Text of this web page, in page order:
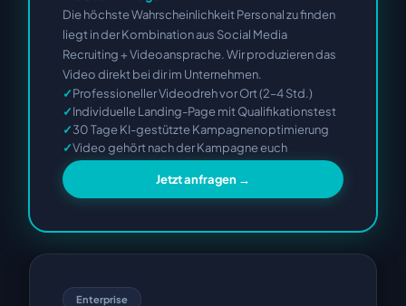
Die höchste Wahrscheinlichkeit Personal zu finden
liegt in der Kombination aus Social Media
Recruiting + Videoansprache. Wir produzieren das
Video direkt bei dir im Unternehmen.
Professioneller Videodreh vor Ort (2–4 Std.)
Individuelle Landing-Page mit Qualifikationstest
30 Tage KI-gestützte Kampagnenoptimierung
Video gehört nach der Kampagne euch
Jetzt anfragen →
Enterprise